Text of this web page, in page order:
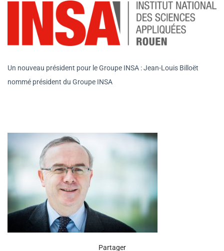
Un nouveau président pour le Groupe INSA : Jean-Louis Billoët
nommé président du Groupe INSA
Partager